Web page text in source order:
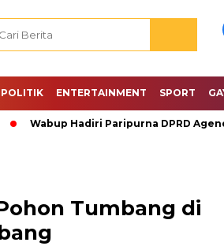
POLITIK ENTERTAINMENT SPORT
Wabup Hadiri Paripurna DPRD Agenda
Tumbang di